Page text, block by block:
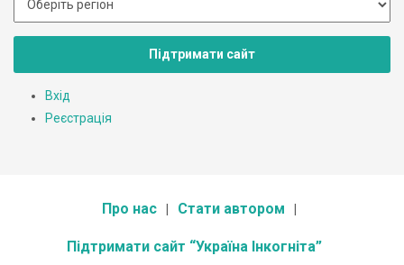
Підтримати сайт
Вхід
Реєстрація
Про нас Стати автором
Підтримати сайт “Україна Інкогніта”